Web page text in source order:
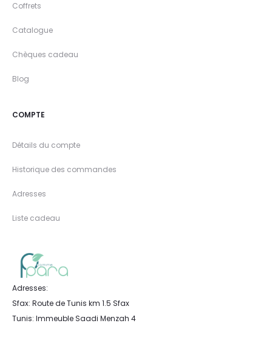
Coffrets
Catalogue
Chèques cadeau
Blog
COMPTE
Détails du compte
Historique des commandes
Adresses
Liste cadeau
Adresses:
Sfax: Route de Tunis km 1.5 Sfax
Tunis: Immeuble Saadi Menzah 4